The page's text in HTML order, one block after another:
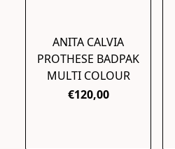
ANITA CALVIA
PROTHESE BADPAK
MULTI COLOUR
€120,00